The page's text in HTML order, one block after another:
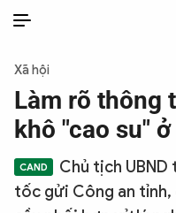
THỜI SỰ
CÔNG AN TRONG LÒNG
Xã hội
Làm rõ thông
khô "cao su"
Chủ tịch UBND
tốc gửi Công an tỉnh,